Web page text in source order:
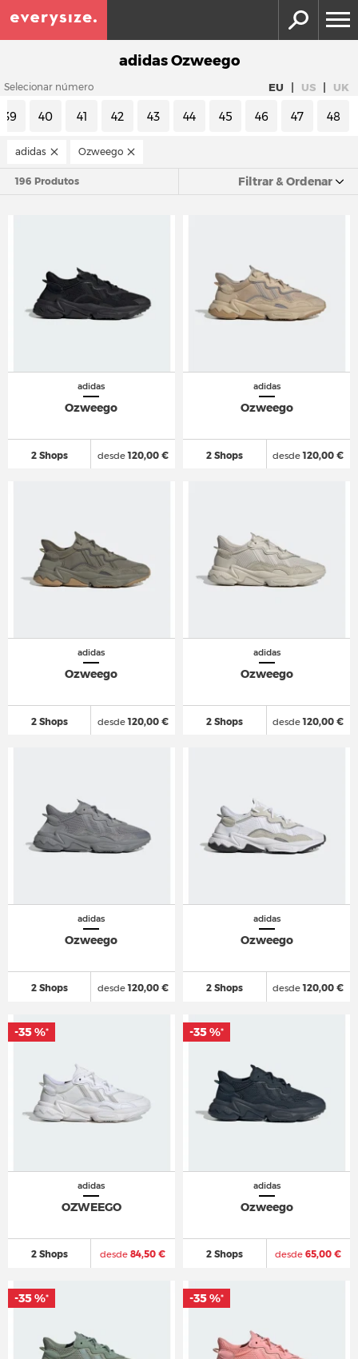
adidas Ozweego
Selecionar número EU | US | UK
39 40 41 42 43 44 45 46 47 48
adidas Ozweego
196 Produtos Filtrar & Ordenar
adidas
Ozweego
2 Shops desde120,00 €
adidas
Ozweego
2 Shops desde120,00 €
adidas
Ozweego
2 Shops desde120,00 €
adidas
Ozweego
2 Shops desde120,00 €
adidas
Ozweego
2 Shops desde120,00 €
adidas
Ozweego
2 Shops desde120,00 €
adidas
OZWEEGO
2 Shops desde 84,50 €
-35 %*
adidas
Ozweego
2 Shops desde 65,00 €
-35 %*
-35 %* -35 %*